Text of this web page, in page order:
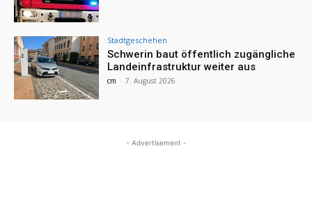
Stadtgeschehen
Schwerin baut öffentlich zugängliche
Landeinfrastruktur weiter aus
cm - 7. August 2026
- Advertisement -